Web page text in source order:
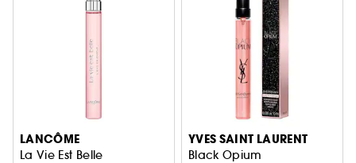
LANCÔME
La Vie Est Belle
YVES SAINT LAURENT
Black Opium